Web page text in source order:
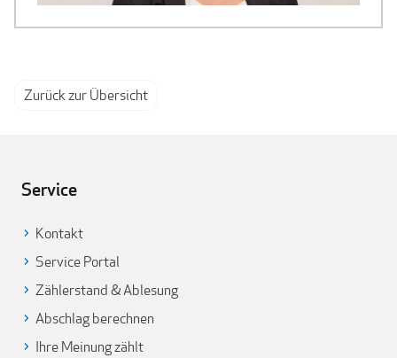
Zurück zur Übersicht
Service
Kontakt
Service Portal
Zählerstand & Ablesung
Abschlag berechnen
Ihre Meinung zählt